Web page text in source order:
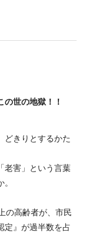
世の地獄！！
どきりとするかた
老害」という言葉
の高齢者が、市民
定』が過半数を占